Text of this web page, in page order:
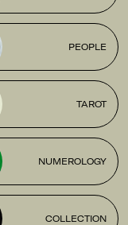
PEOPLE
TAROT
NUMEROLOGY
COLLECTION